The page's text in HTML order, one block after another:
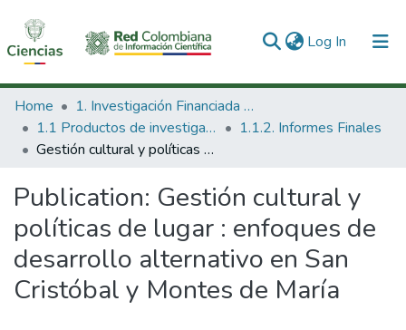
Log In (current)
Communities & Collections
All of DSpace
Home
1. Investigación Financiada con Recursos Públicos
1.1 Productos de investigación
1.1.2. Informes Finales
Gestión cultural y políticas de lugar : enfoques de desarrollo alternativo en San Cristóbal y Montes de María
Publication: Gestión cultural y
políticas de lugar : enfoques de
desarrollo alternativo en San
Cristóbal y Montes de María